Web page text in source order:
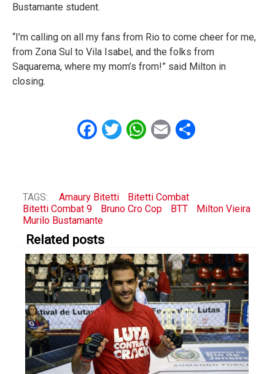
Bustamante student.
“I’m calling on all my fans from Rio to come cheer for me,
from Zona Sul to Vila Isabel, and the folks from
Saquarema, where my mom’s from!” said Milton in
closing.
Facebook
Twitter
WhatsApp
EmailShare
TAGS: Amaury Bitetti
Bitetti Combat
Bitetti Combat 9
Bruno Cro Cop BTT
Milton Vieira
Murilo Bustamante
Related posts